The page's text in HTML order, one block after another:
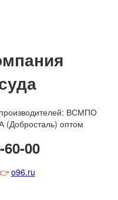
ВСМПО
оптом
60-00
o96.ru